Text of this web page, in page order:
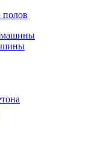
полов
машины